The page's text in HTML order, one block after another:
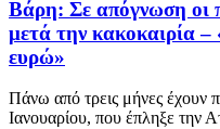
Βάρη: Σε απόγνωση οι
μετά την κακοκαιρία –
ευρώ»
Πάνω από τρεις μήνες έχουν
Ιανουαρίου, που έπληξε την